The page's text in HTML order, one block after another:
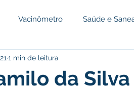
Vacinômetro Saúde e
e Meio Ambiente
da
1 min de leitura